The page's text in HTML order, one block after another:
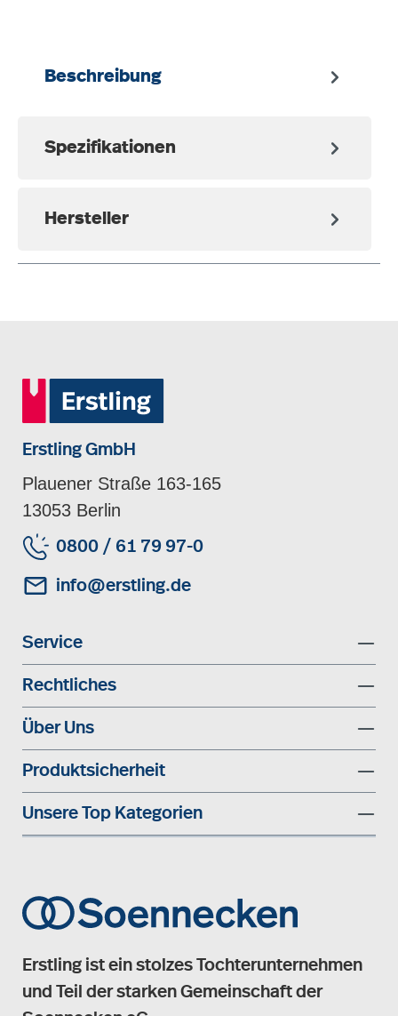
Beschreibung
Spezifikationen
Hersteller
Erstling GmbH
Plauener Straße 163-165
13053 Berlin
0800 / 61 79 97-0
info@erstling.de
Service
Rechtliches
Über Uns
Produktsicherheit
Unsere Top Kategorien
Erstling ist ein stolzes Tochterunternehmen
und Teil der starken Gemeinschaft der